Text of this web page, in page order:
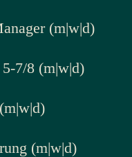
(m|w|d)
7/8 (m|w|d)
(m|w|d)